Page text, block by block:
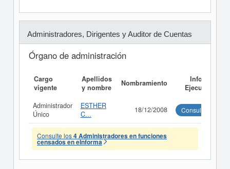
Administradores, Dirigentes y Auditor de Cuentas
Órgano de administración
Cargo
vigente
Apellidos
y nombre
Nombramiento
Informe
Ejecutivo
Administrador
Único
ESTHER
C...
18/12/2008 Consultar
Consulte los4 Administradores en funciones
censados en eInforma